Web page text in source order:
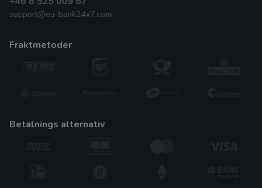
fraktmetoder
betalnings alternativ